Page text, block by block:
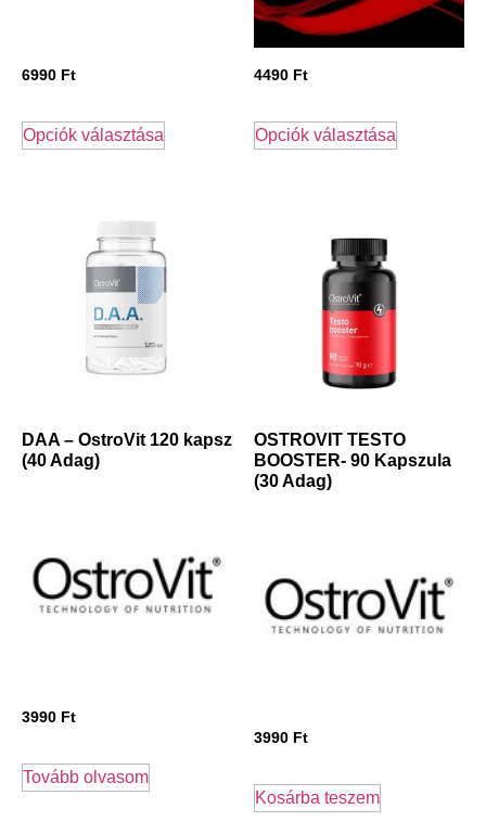
6990 Ft
Opciók választása
4490 Ft
Opciók választása
DAA – OstroVit 120 kapsz
(40 Adag)
3990 Ft
Tovább olvasom
OSTROVIT TESTO
BOOSTER- 90 Kapszula
(30 Adag)
3990 Ft
Kosárba teszem